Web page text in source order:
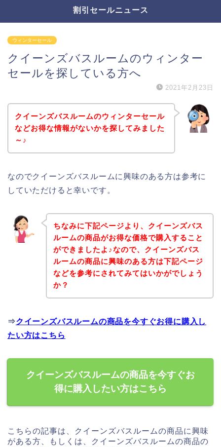
割引セールニュース
ウィンターセール
クイーンズバスルームのウィンター
セールを探している方へ
2021年2月23日
クイーンズバスルームのウィンターセール
などお得な情報がないかを探してみました
～♪
なのでクイーンズバスルームに興味のある方は参考に
していただけると幸いです。
ちなみに下記ページより、クイーンズバス
ルームの商品がお得な価格で購入すること
ができましたよ♪なので、クイーンズバス
ルームの商品に興味のある方は下記ページ
などを参考にされてみてはいかがでしょう
か？
⇒クイーンズバスルームの商品を今すぐお得に購入し
たい方はこちら
クイーンズバスルームの商品を今すぐお
得に購入したい方はこちら
こちらの記事は、クイーンズバスルームの商品に興味
がある方、もしくは、クイーンズバスルームの商品の